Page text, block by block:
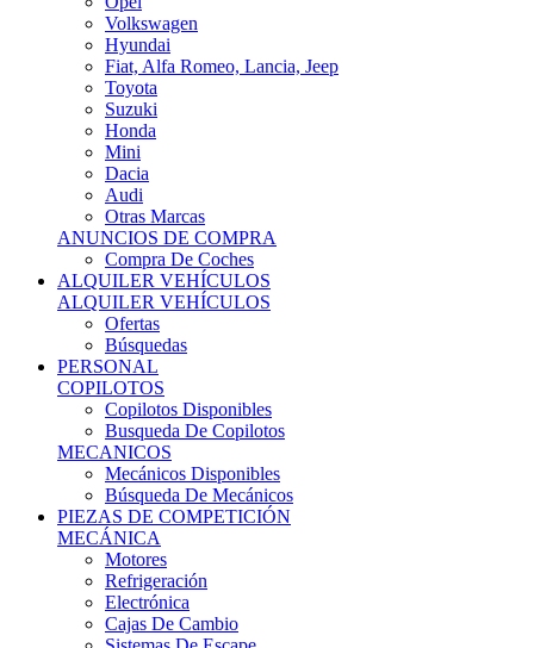
Hyundai
Fiat, Alfa Romeo, Lancia, Jeep
Toyota
Suzuki
Honda
Mini
Dacia
Audi
Otras Marcas
ANUNCIOS DE COMPRA
Compra De Coches
ALQUILER VEHÍCULOS
ALQUILER VEHÍCULOS
Ofertas
Búsquedas
PERSONAL
COPILOTOS
Copilotos Disponibles
Busqueda De Copilotos
MECANICOS
Mecánicos Disponibles
Búsqueda De Mecánicos
PIEZAS DE COMPETICIÓN
MECÁNICA
Motores
Refrigeración
Electrónica
Cajas De Cambio
Sistemas De Escape
Carrocería